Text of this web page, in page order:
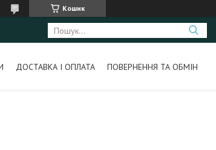
Кошик
ДОСТАВКА І ОПЛАТА ПОВЕРНЕННЯ ТА ОБМІН